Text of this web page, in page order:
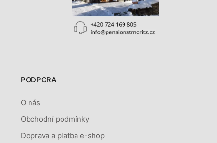
PODPORA
O nás
Obchodní podmínky
Doprava a platba e-shop